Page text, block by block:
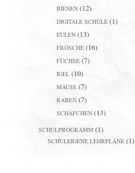
BIENEN(12)
DIGITALE SCHULE(1)
EULEN(13)
FRÖSCHE(16)
FÜCHSE(7)
IGEL(10)
MÄUSE(7)
RABEN(7)
SCHÄFCHEN(13)
SCHULPROGRAMM(1)
SCHULEIGENE LEHRPLÄNE(1)